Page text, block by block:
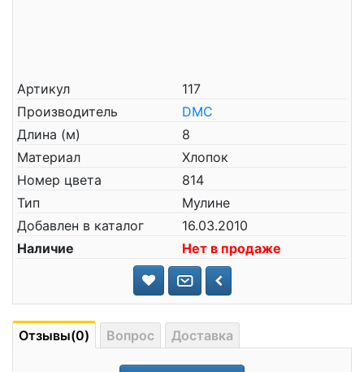
Артикул
117
Производитель
DMC
Длина (м)
8
Материал
Хлопок
Номер цвета
814
Тип
Мулине
Добавлен в каталог
16.03.2010
Наличие
Нет в продаже
Отзывы(0) Вопрос Доставка